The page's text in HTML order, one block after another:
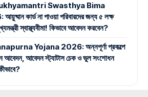
Swasthya Bima
কার্ড না পাওয়া পরিবারদের জন্য ৫ লক্ষ
স্বাস্থ্যবীমা! কিভাবে আবেদন করবেন?
Yojana 2026: অন্নপূর্ণা প্রকল্পে
আবেদন, আবেদন স্ট্যাটাস চেক ও ভুল সংশোধন